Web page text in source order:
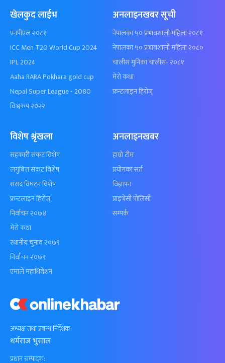
अध्यक्ष तथा प्रबन्ध निर्देशक:
धर्मराज भुसाल
प्रधान सम्पादक:
खेलकुद लाईभ
एनपीएल २०८१
ICC Men T20 World Cup 2024
IPL 2024
Aaha RARA Pokhara gold cup
Nepal Super League - 2080
विश्वकप २०२२
अनलाइनखबर सूची
नेपालका ५० प्रभावशाली महिला २०८१
नेपालका ५० प्रभावशाली महिला २०८०
चालीस मुनिका चालीस- २०८१
मेरो कथा
फ्रन्टलाइन हिरोज्
विशेष श्रृंखला
सहकारी संकट विशेष
लगुबित्त संकट विशेष
संसद विघटन विशेष
फ्रन्टलाइन हिरोज्
निर्वाचन २०७४
मेरो कथा
स्थानीय चुनाव २०७९
निर्वाचन २०७९
एमाले महाधिवेशन
अनलाइनखबर
हाम्रो टीम
प्रयोगका सर्त
विज्ञापन
प्राइभेसी पोलिसी
सम्पर्क